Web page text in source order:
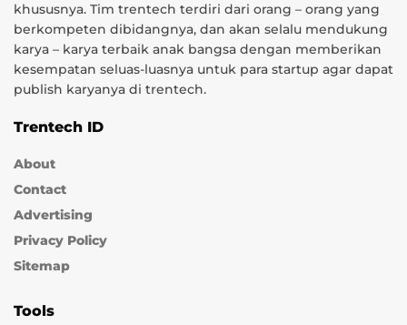
khususnya. Tim trentech terdiri dari orang – orang yang
berkompeten dibidangnya, dan akan selalu mendukung
karya – karya terbaik anak bangsa dengan memberikan
kesempatan seluas-luasnya untuk para startup agar dapat
publish karyanya di trentech.
Trentech ID
About
Contact
Advertising
Privacy Policy
Sitemap
Tools